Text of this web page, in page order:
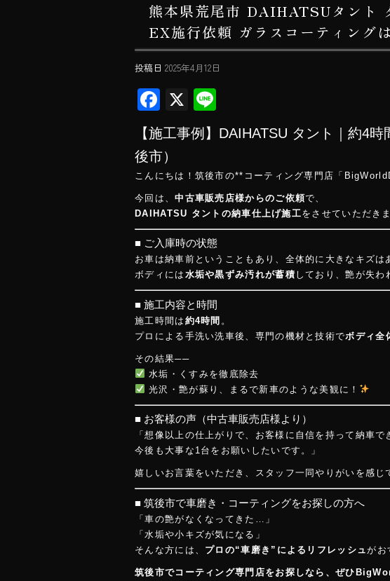
熊本県荒尾市 DAIHATSUタント
EX施行依頼 ガラスコーティン
投稿日 2025年4月12日
F
ac
e
b
o
ok
X
ne
【施工事例】DAIHATSU タント｜約4
後市）
こんにちは！筑後市の**コーティング専門店「
今回は、中古車販売店様からのご依頼で、
DAIHATSU タントの納車仕上げ施工をさせていただき
■ ご入庫時の状態
お車は納車前ということもあり、全体的に大きなキズは
ボディには 水垢や黒ずみ汚れが蓄積しており、艶が失わ
■ 施工内容と時間
施工時間は 約4時間 。
プロによる手洗い洗車後、専門の機材と技術でボディ全
その結果──
水垢・くすみを徹底除去
光沢・艶が蘇り、まるで新車のような美観に！
■ お客様の声（中古車販売店様より）
「想像以上の仕上がりで、お客様に自信を持って納車で
今後も大事な1台をお願いしたいです。」
嬉しいお言葉をいただき、スタッフ一同やりがいを感じ
■ 筑後市で車磨き・コーティングをお探しの方へ
「車の艶がなくなってきた…」
「水垢や小キズが気になる」
そんな方には、 プロの“車磨き”によるリフレッシュがお
筑後市でコーティング専門店をお探しなら、ぜひ